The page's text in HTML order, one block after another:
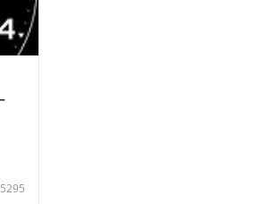
5295